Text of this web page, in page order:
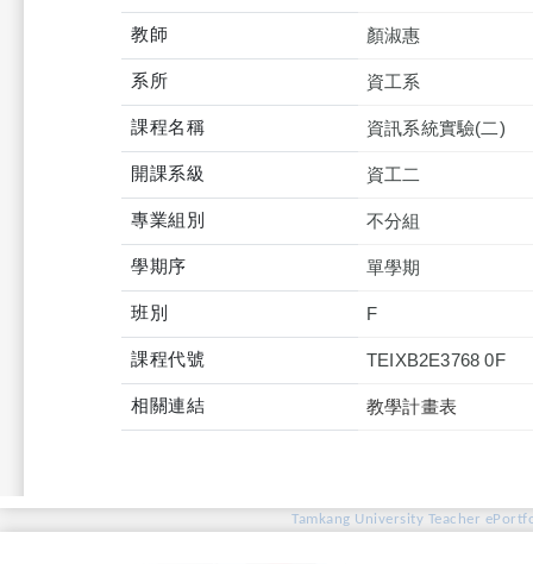
教師 顏淑惠
系所 資工系
課程名稱 資訊系統實驗(二)
開課系級 資工二
專業組別 不分組
學期序 單學期
班別 F
課程代號 TEIXB2E3768 0F
相關連結 教學計畫表
Tamkang University Teacher